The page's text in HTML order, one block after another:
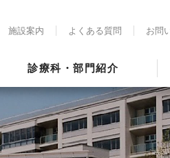
施設案内 よくある質問 お問
診療科・部門紹介